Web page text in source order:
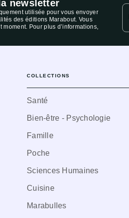
newsletter
utilisée pour vous envoyer
des éditions Marabout. Vous
Pour plus d’informations,
COLLECTIONS
Santé
Bien-être - Psychologie
Famille
Poche
Sciences Humaines
Cuisine
Marabulles